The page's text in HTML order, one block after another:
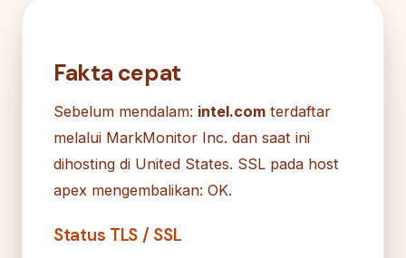
Fakta cepat
Sebelum mendalam: intel.com terdaftar
melalui MarkMonitor Inc. dan saat ini
dihosting di United States. SSL pada host
apex mengembalikan: OK.
Status TLS / SSL